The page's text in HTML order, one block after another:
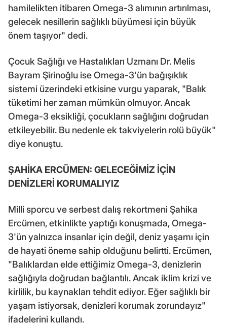
hamilelikten itibaren Omega-3 alımının artırılması,
gelecek nesillerin sağlıklı büyümesi için büyük
önem taşıyor" dedi.
Çocuk Sağlığı ve Hastalıkları Uzmanı Dr. Melis
Bayram Şirinoğlu ise Omega-3'ün bağışıklık
sistemi üzerindeki etkisine vurgu yaparak, "Balık
tüketimi her zaman mümkün olmuyor. Ancak
Omega-3 eksikliği, çocukların sağlığını doğrudan
etkileyebilir. Bu nedenle ek takviyelerin rolü büyük"
diye konuştu.
ŞAHİKA ERCÜMEN: GELECEĞİMİZ İÇİN
DENİZLERİ KORUMALIYIZ
Milli sporcu ve serbest dalış rekortmeni Şahika
Ercümen, etkinlikte yaptığı konuşmada, Omega-
3'ün yalnızca insanlar için değil, deniz yaşamı için
de hayati öneme sahip olduğunu belirtti. Ercümen,
"Balıklardan elde ettiğimiz Omega-3, denizlerin
sağlığıyla doğrudan bağlantılı. Ancak iklim krizi ve
kirlilik, bu kaynakları tehdit ediyor. Eğer sağlıklı bir
yaşam istiyorsak, denizleri korumak zorundayız"
ifadelerini kullandı.